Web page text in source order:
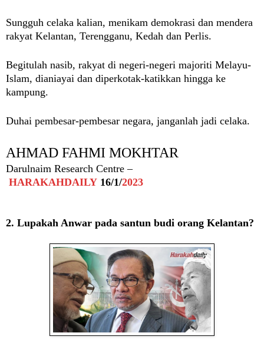
Sungguh celaka kalian, menikam demokrasi dan mendera
rakyat Kelantan, Terengganu, Kedah dan Perlis.
Begitulah nasib, rakyat di negeri-negeri majoriti Melayu-
Islam, dianiayai dan diperkotak-katikkan hingga ke
kampung.
Duhai pembesar-pembesar negara, janganlah jadi celaka.
AHMAD FAHMI MOKHTAR
Darulnaim Research Centre –
HARAKAHDAILY 16/1/2023
2. Lupakah Anwar pada santun budi orang Kelantan?